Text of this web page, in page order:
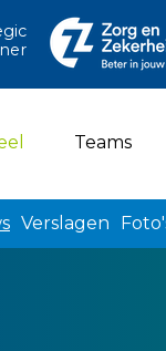
(current)Teams
Verslagen